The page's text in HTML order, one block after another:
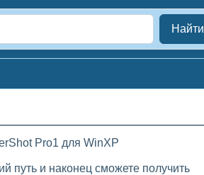
Найти
Pro1 для WinXP
путь и наконец сможете получить